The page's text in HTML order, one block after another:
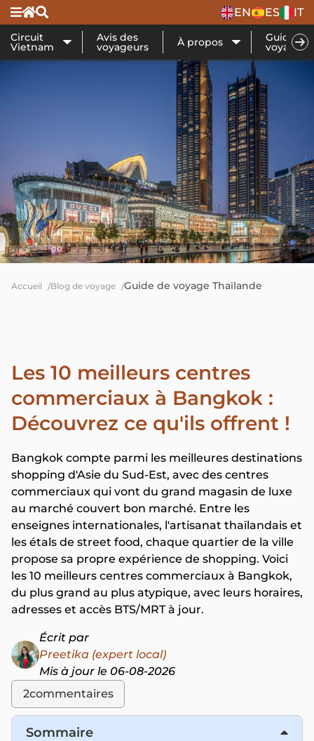
EN ES IT
Circuit
Vietnam
Avis des
voyageurs À propos Guide de
voyage
Accueil Blog de voyage Guide de voyage Thaïlande
Les 10 meilleurs centres
commerciaux à Bangkok :
Découvrez ce qu'ils offrent !
Bangkok compte parmi les meilleures destinations
shopping d'Asie du Sud-Est, avec des centres
commerciaux qui vont du grand magasin de luxe
au marché couvert bon marché. Entre les
enseignes internationales, l'artisanat thaïlandais et
les étals de street food, chaque quartier de la ville
propose sa propre expérience de shopping. Voici
les 10 meilleurs centres commerciaux à Bangkok,
du plus grand au plus atypique, avec leurs horaires,
adresses et accès BTS/MRT à jour.
Écrit par
Preetika (expert local)
Mis à jour le 06-08-2026
2commentaires
Sommaire